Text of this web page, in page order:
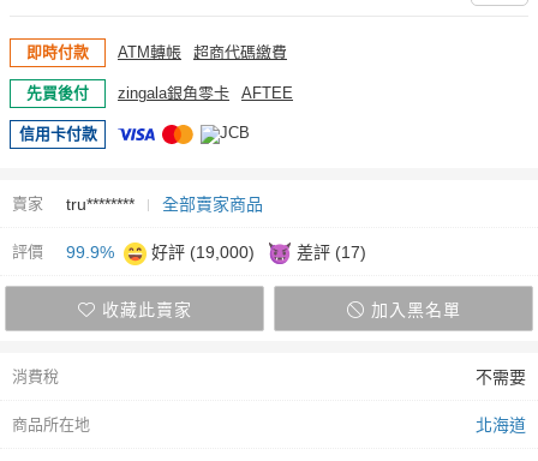
即時付款 ATM轉帳 超商代碼繳費
先買後付 zingala銀角零卡 AFTEE
信用卡付款
賣家 tru******** 全部賣家商品
評價 99.9% 好評 (19,000) 差評 (17)
收藏此賣家 加入黑名單
消費稅 不需要
商品所在地 北海道